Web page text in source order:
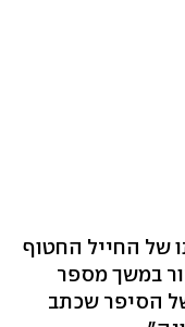
של החייל החטוף
במשך מספר
הסיפר שכתב